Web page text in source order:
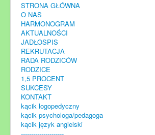
STRONA GŁÓWNA
O NAS
HARMONOGRAM
AKTUALNOŚCI
JADŁOSPIS
REKRUTACJA
RADA RODZICÓW
RODZICE
1,5 PROCENT
SUKCESY
KONTAKT
kącik logopedyczny
kącik psychologa/pedagoga
kącik język angielski